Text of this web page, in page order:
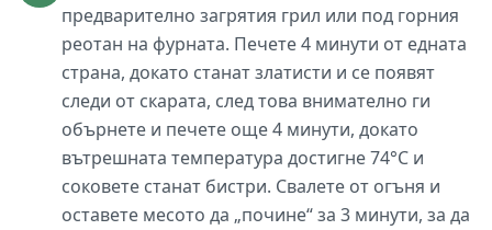
предварително загрятия грил или под горния
реотан на фурната. Печете 4 минути от едната
страна, докато станат златисти и се появят
следи от скарата, след това внимателно ги
обърнете и печете още 4 минути, докато
вътрешната температура достигне 74°C и
соковете станат бистри. Свалете от огъня и
оставете месото да „почине“ за 3 минути, за да